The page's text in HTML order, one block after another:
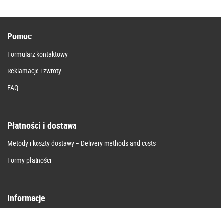
Pomoc
Formularz kontaktowy
Reklamacje i zwroty
FAQ
Płatności i dostawa
Metody i koszty dostawy – Delivery methods and costs
Formy płatności
Informacje